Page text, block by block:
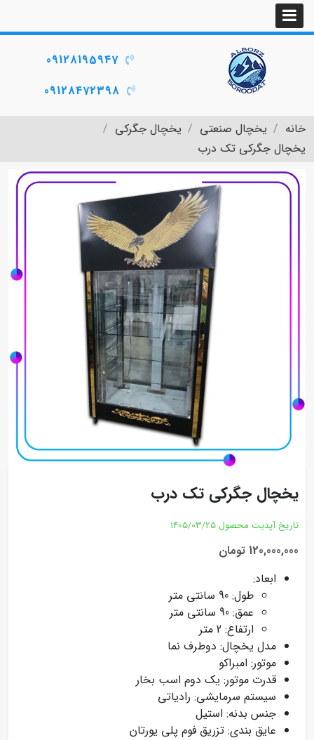
09128195947
09128472398
خانه یخچال صنعتی
یخچال جگرکی
یخچال جگرکی تک درب
یخچال جگرکی تک درب
تاریخ آپدیت محصول 1405/03/25
120,000,000 تومان
ابعاد:
طول: 90 سانتی متر
عمق: 90 سانتی متر
ارتفاع: 2 متر
مدل یخچال: دوطرف نما
موتور: امبراکو
قدرت موتور: یک دوم اسب بخار
سیستم سرمایشی: رادیاتی
جنس بدنه: استیل
عایق بندی: تزریق فوم پلی یورتان